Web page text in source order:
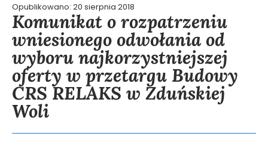
Opublikowano: 20 sierpnia 2018
Komunikat o rozpatrzeniu
wniesionego odwołania od
wyboru najkorzystniejszej
oferty w przetargu Budowy
CRS RELAKS w Zduńskiej
Woli